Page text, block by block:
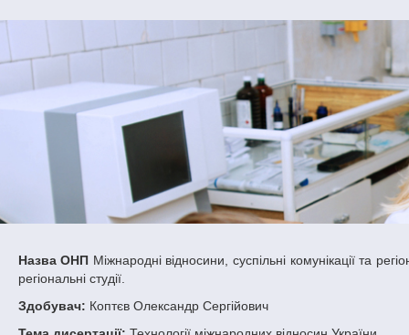
Назва ОНП Міжнародні відносини, суспільні комунікації та
регіональні студії.
Здобувач: Коптєв Олександр Сергійович